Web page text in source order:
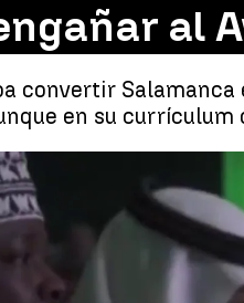
al
convertir
en su